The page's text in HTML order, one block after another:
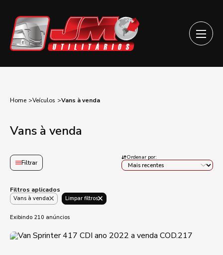
Home Veículos Vans à venda
Vans à venda
Filtrar
Filtros aplicados
Vans à venda Limpar filtros
Ordenar por:
Exibindo 210 anúncios